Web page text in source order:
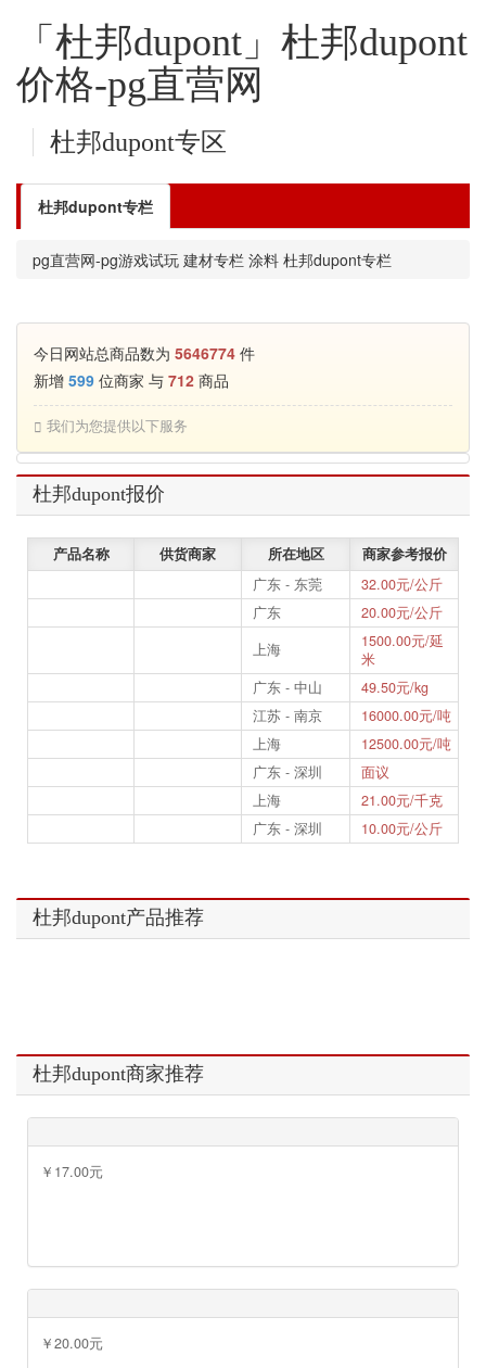
「杜邦dupont」杜邦dupont
价格-pg直营网
杜邦dupont专区
杜邦dupont专栏
pg直营网-pg游戏试玩 建材专栏 涂料 杜邦dupont专栏
今日网站总商品数为 5646774 件
新增 599 位商家 与 712 商品
我们为您提供以下服务
杜邦dupont报价
产品名称 供货商家 所在地区
商家参考报价
广东 - 东莞
32.00元/公斤
广东
20.00元/公斤
上海
1500.00元/延
米
广东 - 中山
49.50元/kg
江苏 - 南京
16000.00元/吨
上海
12500.00元/吨
广东 - 深圳
面议
上海
21.00元/千克
广东 - 深圳
10.00元/公斤
杜邦dupont产品推荐
杜邦dupont商家推荐
￥17.00元
￥9.90元
￥20.00元